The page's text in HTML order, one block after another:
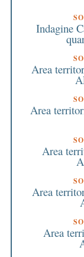
Indagine
Area
Area
Area
Area
Area